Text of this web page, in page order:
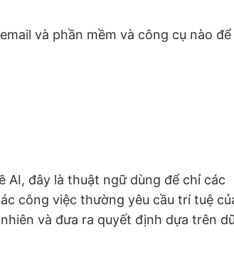
và phần mềm và công cụ nào để
AI, đây là thuật ngữ dùng để chỉ các
công việc thường yêu cầu trí tuệ
và đưa ra quyết định dựa trên